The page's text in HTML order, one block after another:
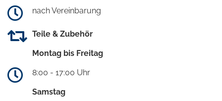
nach Vereinbarung
Teile & Zubehör
Montag bis Freitag
8:00 - 17:00 Uhr
Samstag